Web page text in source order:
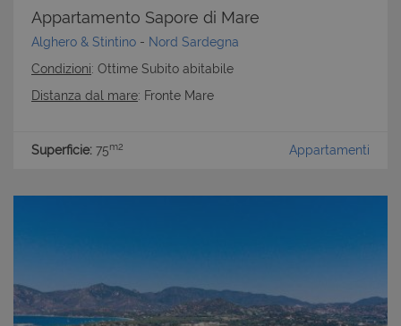
Appartamento Sapore di Mare
Alghero & Stintino - Nord Sardegna
Condizioni: Ottime Subito abitabile
Distanza dal mare: Fronte Mare
Superficie: 75m2 Appartamenti